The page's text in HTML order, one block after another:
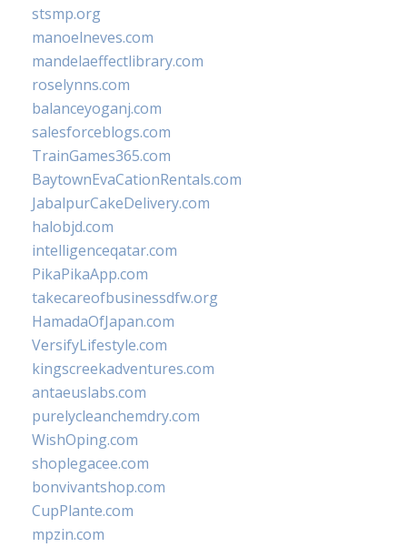
stsmp.org
manoelneves.com
mandelaeffectlibrary.com
roselynns.com
balanceyoganj.com
salesforceblogs.com
TrainGames365.com
BaytownEvaCationRentals.com
JabalpurCakeDelivery.com
halobjd.com
intelligenceqatar.com
PikaPikaApp.com
takecareofbusinessdfw.org
HamadaOfJapan.com
VersifyLifestyle.com
kingscreekadventures.com
antaeuslabs.com
purelycleanchemdry.com
WishOping.com
shoplegacee.com
bonvivantshop.com
CupPlante.com
mpzin.com